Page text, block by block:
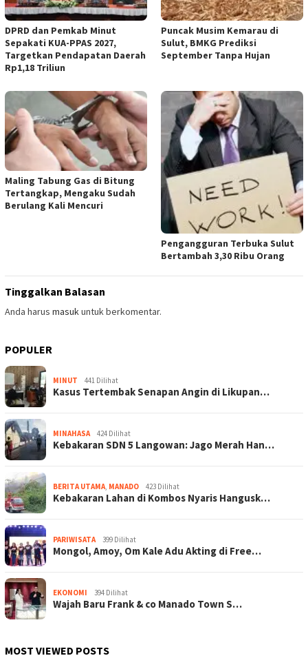
DPRD dan Pemkab Minut
Sepakati KUA-PPAS 2027,
Targetkan Pendapatan Daerah
Rp1,18 Triliun
Puncak Musim Kemarau di
Sulut, BMKG Prediksi
September Tanpa Hujan
Maling Tabung Gas di Bitung
Tertangkap, Mengaku Sudah
Berulang Kali Mencuri
Pengangguran Terbuka Sulut
Bertambah 3,30 Ribu Orang
Tinggalkan Balasan
Anda harus masukuntuk berkomentar.
POPULER
MINUT 441 Dilihat
Kasus Tertembak Senapan Angin di Likupan…
MINAHASA 424 Dilihat
Kebakaran SDN 5 Langowan: Jago Merah Han…
BERITA UTAMA, MANADO 423 Dilihat
Kebakaran Lahan di Kombos Nyaris Hangusk…
PARIWISATA 399 Dilihat
Mongol, Amoy, Om Kale Adu Akting di Free…
EKONOMI 394 Dilihat
Wajah Baru Frank & co Manado Town S…
MOST VIEWED POSTS